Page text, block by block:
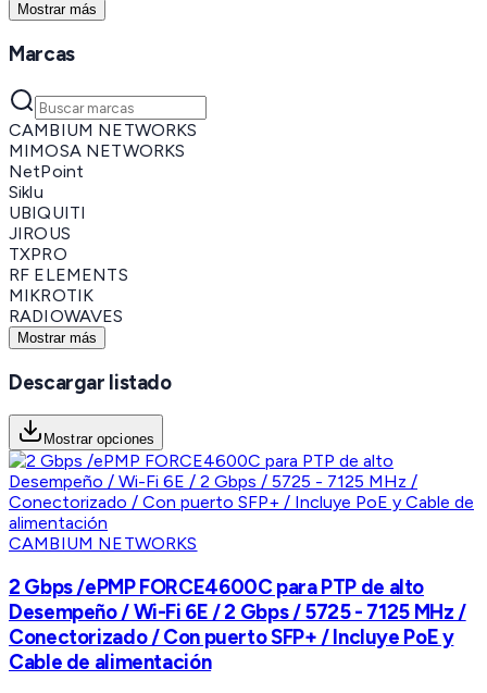
Mostrar más
Marcas
CAMBIUM NETWORKS
MIMOSA NETWORKS
NetPoint
Siklu
UBIQUITI
JIROUS
TXPRO
RF ELEMENTS
MIKROTIK
RADIOWAVES
Mostrar más
Descargar listado
Mostrar opciones
CAMBIUM NETWORKS
2 Gbps /ePMP FORCE4600C para PTP de alto
Desempeño / Wi-Fi 6E / 2 Gbps / 5725 - 7125 MHz /
Conectorizado / Con puerto SFP+ / Incluye PoE y
Cable de alimentación